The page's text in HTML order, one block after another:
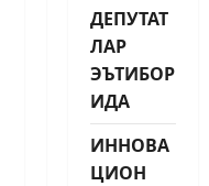
ДЕПУТАТ
ЛАР
ЭЪТИБОР
ИДА
ИННОВА
ЦИОН